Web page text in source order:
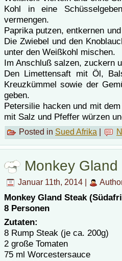
Kohl in eine
vermengen.
Paprika putzen, entkernen
Die Zwiebel und den
unter den Weißkohl mischen.
Im Anschluß salzen, zuckern
Den Limettensaft mit Öl,
Kreuzkümmel sowie der
geben.
Petersilie hacken und mit
mit Salz und Pfeffer würzen
Posted in Sued Afrika
Monkey
Januar 11th, 2014 |
Monkey Gland Steak
8 Personen
Zutaten:
8 Rump Steak (je ca. 200g)
2 große Tomaten
75 ml Worcestersauce